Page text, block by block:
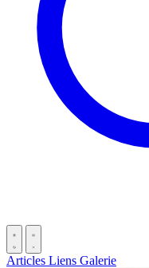
Articles Liens Galerie